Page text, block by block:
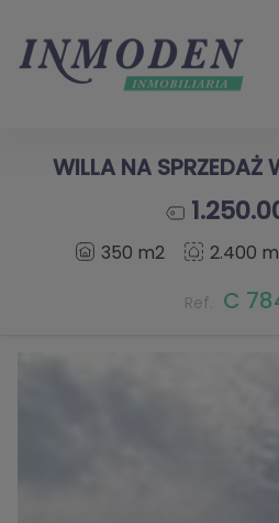
WILLA NA SPRZEDAŻ
350 m2 2.400
Ref. C